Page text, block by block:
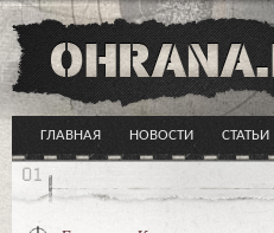
ГЛАВНАЯ НОВОСТИ СТАТЬИ